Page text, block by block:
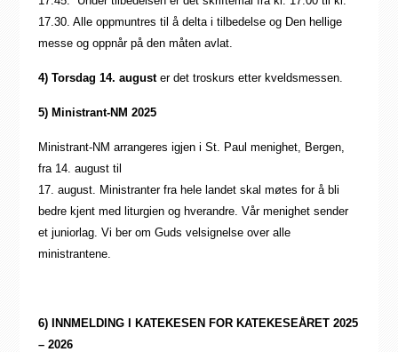
17.30. Alle oppmuntres til å delta i tilbedelse og Den hellige
messe og oppnår på den måten avlat.
4) Torsdag 14. auguster det troskurs etter kveldsmessen.
5) Ministrant-NM 2025
Ministrant-NM arrangeres igjen i St. Paul menighet, Bergen,
fra 14. august til
17. august. Ministranter fra hele landet skal møtes for å bli
bedre kjent med liturgien og hverandre. Vår menighet sender
et juniorlag. Vi ber om Guds velsignelse over alle
ministrantene.
6) INNMELDING I KATEKESEN FOR KATEKESEÅRET 2025
– 2026